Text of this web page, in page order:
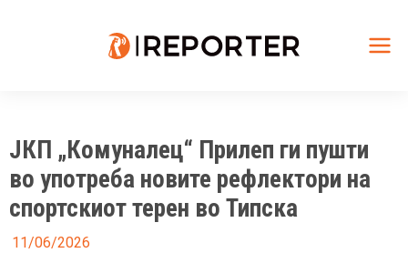
ЈКП „Комуналец“ Прилеп ги пушти
во употреба новите рефлектори на
спортскиот терен во Типска
11/06/2026